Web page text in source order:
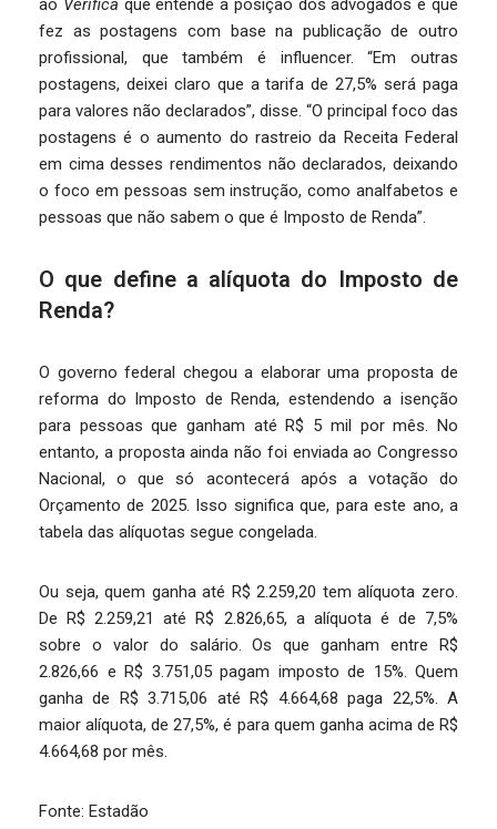
ao Verifica que entende a posição dos advogados e que
fez as postagens com base na publicação de outro
profissional, que também é influencer. “Em outras
postagens, deixei claro que a tarifa de 27,5% será paga
para valores não declarados”, disse. “O principal foco das
postagens é o aumento do rastreio da Receita Federal
em cima desses rendimentos não declarados, deixando
o foco em pessoas sem instrução, como analfabetos e
pessoas que não sabem o que é Imposto de Renda”.
O que define a alíquota do Imposto de
Renda?
O governo federal chegou a elaborar uma proposta de
reforma do Imposto de Renda, estendendo a isenção
para pessoas que ganham até R$ 5 mil por mês. No
entanto, a proposta ainda não foi enviada ao Congresso
Nacional, o que só acontecerá após a votação do
Orçamento de 2025. Isso significa que, para este ano, a
tabela das alíquotas segue congelada.
Ou seja, quem ganha até R$ 2.259,20 tem alíquota zero.
De R$ 2.259,21 até R$ 2.826,65, a alíquota é de 7,5%
sobre o valor do salário. Os que ganham entre R$
2.826,66 e R$ 3.751,05 pagam imposto de 15%. Quem
ganha de R$ 3.715,06 até R$ 4.664,68 paga 22,5%. A
maior alíquota, de 27,5%, é para quem ganha acima de R$
4.664,68 por mês.
Fonte: Estadão